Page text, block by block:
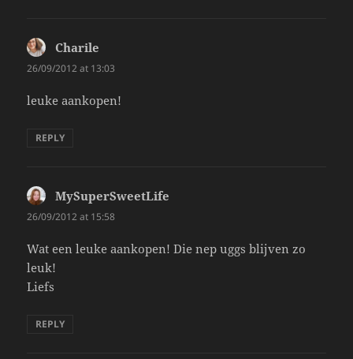
Charile
26/09/2012 at 13:03
leuke aankopen!
REPLY
MySuperSweetLife
26/09/2012 at 15:58
Wat een leuke aankopen! Die nep uggs blijven zo
leuk!
Liefs
REPLY